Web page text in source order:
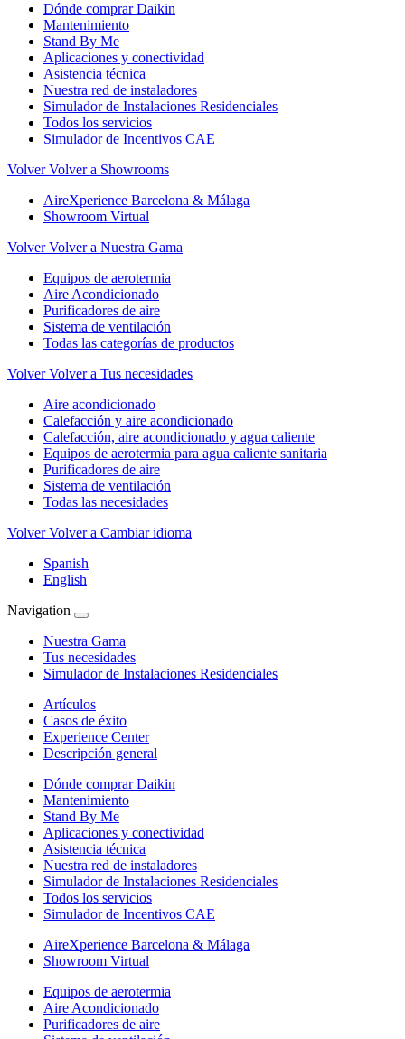
Dónde comprar Daikin
Mantenimiento
Stand By Me
Aplicaciones y conectividad
Asistencia técnica
Nuestra red de instaladores
Simulador de Instalaciones Residenciales
Todos los servicios
Simulador de Incentivos CAE
Volver Volver a Showrooms
AireXperience Barcelona & Málaga
Showroom Virtual
Volver Volver a Nuestra Gama
Equipos de aerotermia
Aire Acondicionado
Purificadores de aire
Sistema de ventilación
Todas las categorías de productos
Volver Volver a Tus necesidades
Aire acondicionado
Calefacción y aire acondicionado
Calefacción, aire acondicionado y agua caliente
Equipos de aerotermia para agua caliente sanitaria
Purificadores de aire
Sistema de ventilación
Todas las necesidades
Volver Volver a Cambiar idioma
Spanish
English
Navigation
Nuestra Gama
Tus necesidades
Simulador de Instalaciones Residenciales
Artículos
Casos de éxito
Experience Center
Descripción general
Dónde comprar Daikin
Mantenimiento
Stand By Me
Aplicaciones y conectividad
Asistencia técnica
Nuestra red de instaladores
Simulador de Instalaciones Residenciales
Todos los servicios
Simulador de Incentivos CAE
AireXperience Barcelona & Málaga
Showroom Virtual
Equipos de aerotermia
Aire Acondicionado
Purificadores de aire